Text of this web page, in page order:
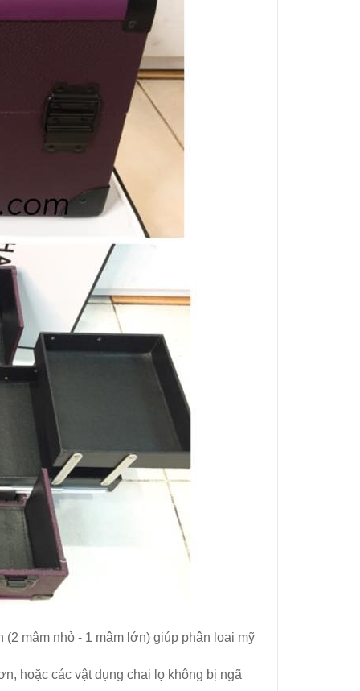
mâm nhỏ - 1 mâm lớn) giúp phân loại mỹ
hoặc các vật dụng chai lọ không bị ngã